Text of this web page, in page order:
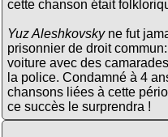
cette chanson était
Yuz Aleshkovskyne fut
prisonnier de droit
voiture avec des
la police. Condamné à 4
chansons liées à cette
ce succès le surprendra !